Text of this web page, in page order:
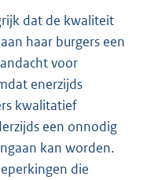
dat de kwaliteit
haar burgers een
voor
enerzijds
kwalitatief
een onnodig
kan worden.
die